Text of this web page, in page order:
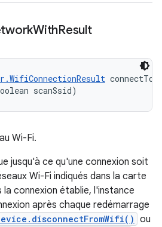
WithResult
scanSsid)
Wi-Fi.
jusqu'à ce qu'une connexion soit
Wi-Fi indiqués dans la carte
la connexion établie, l'instance
après chaque redémarrage
ou